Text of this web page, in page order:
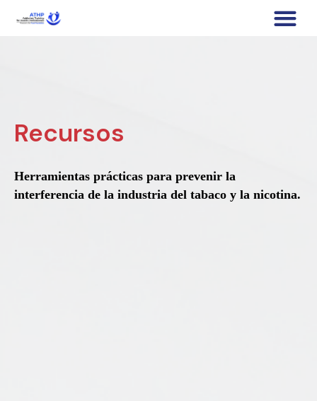
Recursos
Herramientas prácticas para prevenir la
interferencia de la industria del tabaco y la nicotina.